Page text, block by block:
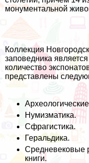
монументальной
Коллекция
заповедника
количество
представлены
Нумизматика.
Сфрагистика.
Геральдика.
Средневековые
книги.